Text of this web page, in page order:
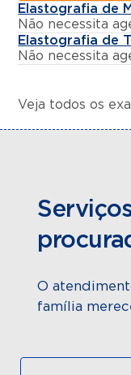
Elastografia de
Não necessita
Elastografia de
Não necessita
Veja todos os
O
família